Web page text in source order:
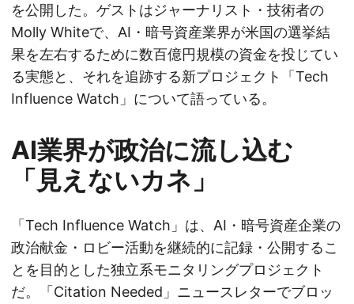
を公開した。ゲストはジャーナリスト・技術者の
Molly Whiteで、AI・暗号資産業界が米国の選挙結
果を左右するために数百億円規模の資金を投じてい
る実態と、それを追跡する新プロジェクト「Tech
Influence Watch」について語っている。
AI業界が政治に流し込む
「見えないカネ」
「Tech Influence Watch」は、AI・暗号資産企業の
政治献金・ロビー活動を継続的に記録・公開するこ
とを目的とした独立系モニタリングプロジェクト
だ。「Citation Needed」ニュースレターでブロッ